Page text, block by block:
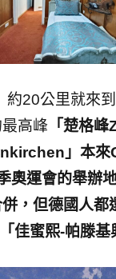
20公里就來
高峰 「楚格
」本
奧運會的舉辦
，但德國人
佳蜜熙-帕滕